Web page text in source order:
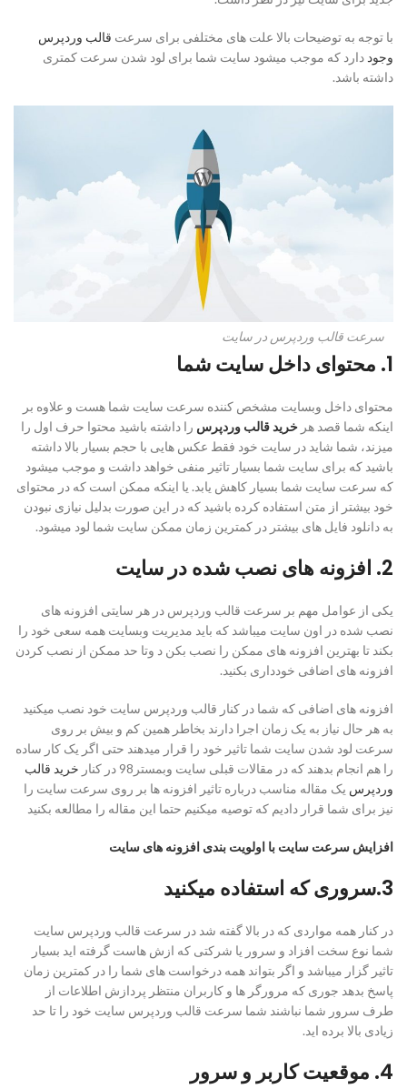
با توجه به توضیحات بالا علت های مختلفی برای سرعت قالب وردپرس
وجود دارد که موجب میشود سایت شما برای لود شدن سرعت کمتری
داشته باشد.
سرعت قالب وردپرس در سایت
1. محتوای داخل سایت شما
محتوای داخل وبسایت مشخص کننده سرعت سایت شما هست و علاوه بر
اینکه شما قصد هر خرید قالب وردپرس را داشته باشید محتوا حرف اول را
میزند، شما شاید در سایت خود فقط عکس هایی با حجم بسیار بالا داشته
باشید که برای سایت شما بسیار تاثیر منفی خواهد داشت و موجب میشود
که سرعت سایت شما بسیار کاهش یابد. یا اینکه ممکن است که در محتوای
خود بیشتر از متن استفاده کرده باشید که در این صورت بدلیل نیازی نبودن
به دانلود فایل های بیشتر در کمترین زمان ممکن سایت شما لود میشود.
2. افزونه های نصب شده در سایت
یکی از عوامل مهم بر سرعت قالب وردپرس در هر سایتی افزونه های
نصب شده در اون سایت میباشد که باید مدیریت وبسایت همه سعی خود را
بکند تا بهترین افزونه های ممکن را نصب بکن د وتا حد ممکن از نصب کردن
افزونه های اضافی خودداری بکنید.
افزونه های اضافی که شما در کنار قالب وردپرس سایت خود نصب میکنید
به هر حال نیاز به یک زمان اجرا دارند بخاطر همین کم و بیش بر روی
سرعت لود شدن سایت شما تاثیر خود را قرار میدهند حتی اگر یک کار ساده
را هم انجام بدهند که در مقالات قبلی سایت وبمستر98 در کنار
خرید قالب
وردپرس یک مقاله مناسب درباره تاثیر افزونه ها بر روی سرعت سایت را
نیز برای شما قرار دادیم که توصیه میکنیم حتما این مقاله را مطالعه بکنید
افزایش سرعت سایت با اولویت بندی افزونه های سایت
3.سروری که استفاده میکنید
در کنار همه مواردی که در بالا گفته شد در سرعت قالب وردپرس سایت
شما نوع سخت افزاد و سرور یا شرکتی که ازش هاست گرفته اید بسیار
تاثیر گزار میباشد و اگر بتواند همه درخواست های شما را در کمترین زمان
پاسخ بدهد جوری که مرورگر ها و کاربران منتظر پردازش اطلاعات از
طرف سرور شما نباشند شما سرعت قالب وردپرس سایت خود را تا حد
زیادی بالا برده اید.
4. موقعیت کاربر و سرور